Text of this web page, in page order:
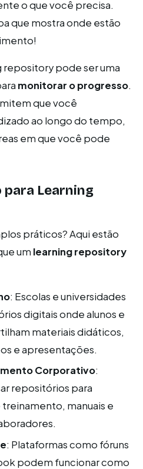
o que você precisa.
que mostra onde estão
repository pode ser uma
monitorar o progresso.
que você
ao longo do tempo,
em que você pode
para Learning
práticos? Aqui estão
um learning repository
: Escolas e universidades
digitais onde alunos e
materiais didáticos,
e apresentações.
Corporativo:
repositórios para
manuais e
: Plataformas como fóruns
podem funcionar como